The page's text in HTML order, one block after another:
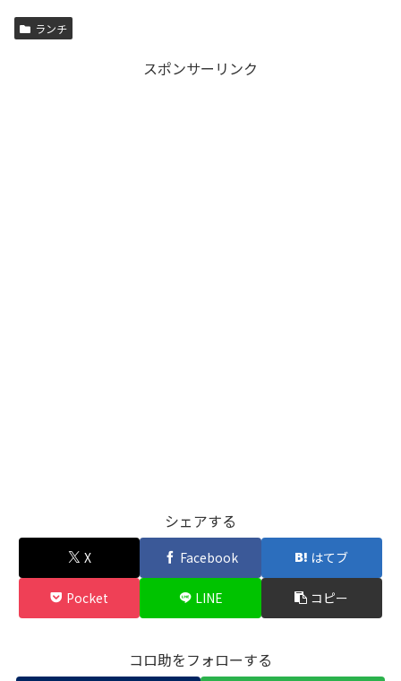
ランチ
スポンサーリンク
シェアする
X Facebook はてブ
Pocket LINE コピー
コロ助をフォローする